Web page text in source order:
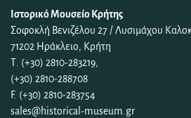
Ιστορικό Μουσείο Κρήτης
Σοφοκλή Βενιζέλου 27 / Λυσιμάχου
71202 Ηράκλειο, Κρήτη
Τ. (+30) 2810-283219,
(+30) 2810-288708
F. (+30) 2810-283754
sales@historical-museum.gr